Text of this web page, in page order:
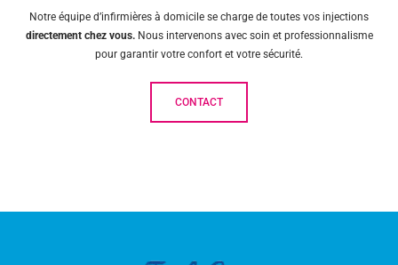
Notre équipe d’infirmières à domicile se charge de toutes vos injections
directement chez vous.Nous intervenons avec soin et professionnalisme
pour garantir votre confort et votre sécurité.
CONTACT